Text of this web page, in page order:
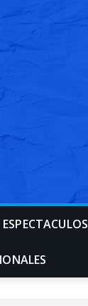
ESPECTACULOS